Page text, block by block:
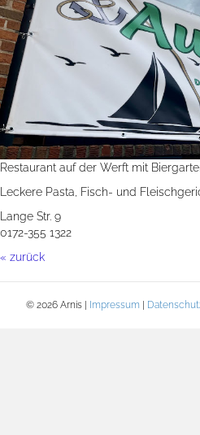
Restaurant auf der Werft mit
Leckere Pasta, Fisch- und
Lange Str. 9
0172-355 1322
« zurück
© 2026 Arnis | Impressum|